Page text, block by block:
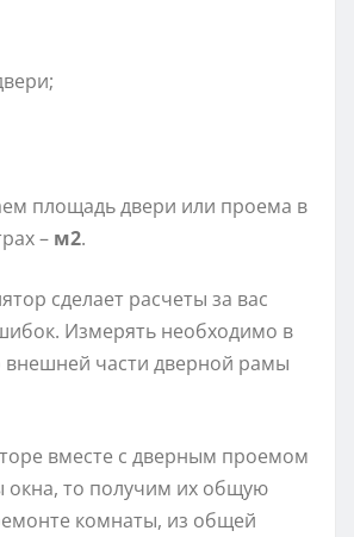
площадь двери или проема в
– м2.
сделает расчеты за вас
Измерять необходимо в
внешней части дверной рамы
вместе с дверным проемом
окна, то получим их общую
комнаты, из общей